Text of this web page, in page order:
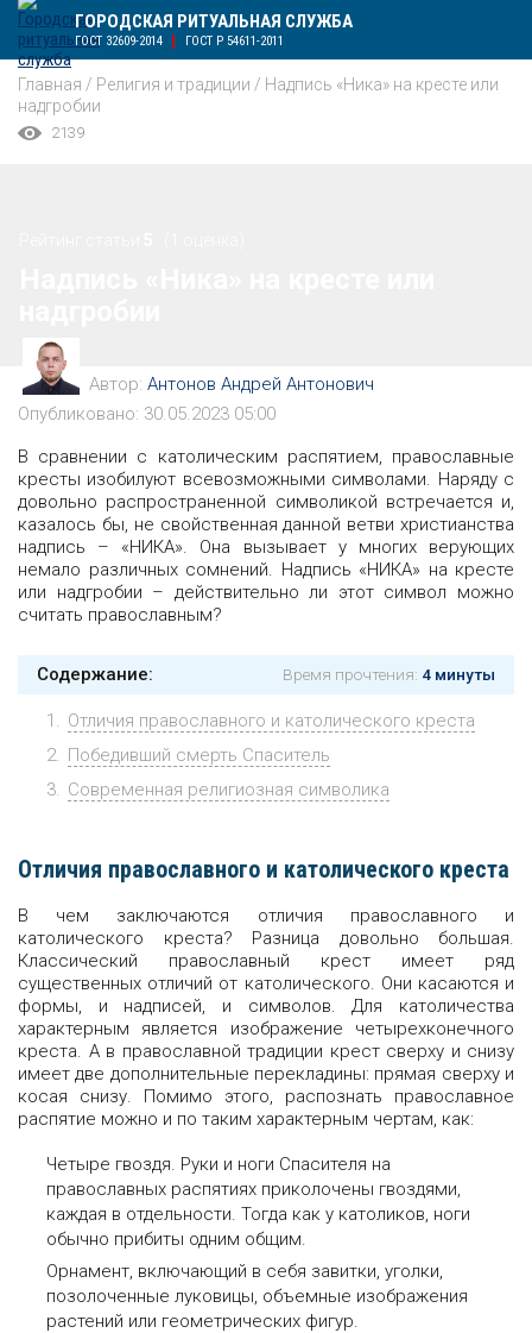
ГОРОДСКАЯ РИТУАЛЬНАЯ СЛУЖБА
ГОСТ 32609-2014 ГОСТ Р 54611-2011
Главная / Религия и традиции / Надпись «Ника» на кресте или
надгробии
2139
Автор: Антонов Андрей Антонович
Опубликовано: 30.05.2023 05:00
В сравнении с католическим распятием, православные
кресты изобилуют всевозможными символами. Наряду с
довольно распространенной символикой встречается и,
казалось бы, не свойственная данной ветви христианства
надпись – «НИКА». Она вызывает у многих верующих
немало различных сомнений. Надпись «НИКА» на кресте
или надгробии – действительно ли этот символ можно
считать православным?
Содержание: Время прочтения: 4 минуты
Отличия православного и католического креста
Победивший смерть Спаситель
Современная религиозная символика
Отличия православного и католического креста
В чем заключаются отличия православного и
католического креста? Разница довольно большая.
Классический православный крест имеет ряд
существенных отличий от католического. Они касаются и
формы, и надписей, и символов. Для католичества
характерным является изображение четырехконечного
креста. А в православной традиции крест сверху и снизу
имеет две дополнительные перекладины: прямая сверху и
косая снизу. Помимо этого, распознать православное
распятие можно и по таким характерным чертам, как:
Четыре гвоздя. Руки и ноги Спасителя на
православных распятиях приколочены гвоздями,
каждая в отдельности. Тогда как у католиков, ноги
обычно прибиты одним общим.
Орнамент, включающий в себя завитки, уголки,
позолоченные луковицы, объемные изображения
растений или геометрических фигур.